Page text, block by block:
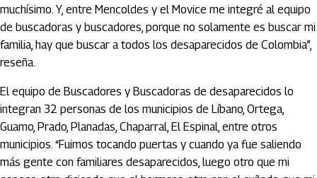
muchísimo. Y, entre Mencoldes y el Movice me integré al equipo
de buscadoras y buscadores, porque no solamente es buscar mi
familia, hay que buscar a todos los desaparecidos de Colombia”,
reseña.
El equipo de Buscadores y Buscadoras de desaparecidos lo
integran 32 personas de los municipios de Líbano, Ortega,
Guamo, Prado, Planadas, Chaparral, El Espinal, entre otros
municipios. “Fuimos tocando puertas y cuando ya fue saliendo
más gente con familiares desaparecidos, luego otro que mi